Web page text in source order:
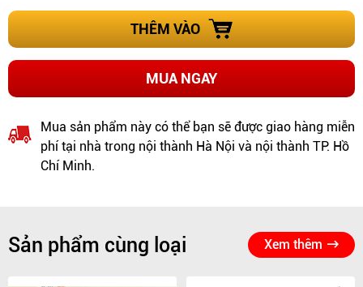
THÊM VÀO
MUA NGAY
Mua sản phẩm này có thể bạn sẽ được giao hàng miễn
phí tại nhà trong nội thành Hà Nội và nội thành TP. Hồ
Chí Minh.
Sản phẩm cùng loại Xem thêm